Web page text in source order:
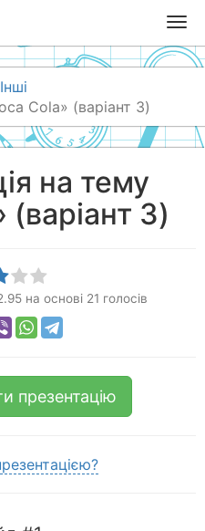
T
o
g
e
n
Інші
Cola» (варіант 3)
на тему
(варіант 3)
на основі 21 голосів
презентацію